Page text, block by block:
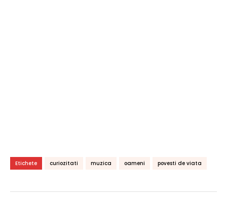
Etichete curiozitati muzica oameni povesti de viata